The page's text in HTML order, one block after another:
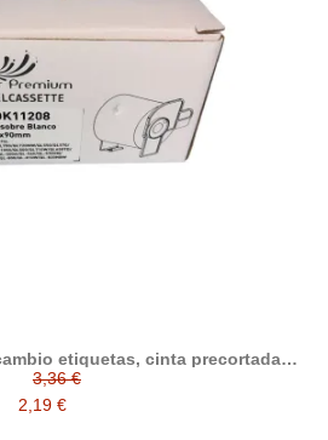
etiquetas, cinta precortada
38 mm x 90 mm
3,36 €
2,19 €